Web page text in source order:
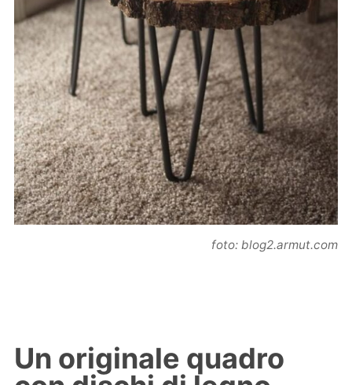
foto: blog2.armut.com
Un originale quadro